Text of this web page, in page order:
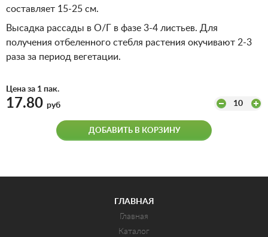
составляет 15-25 см.
Высадка рассады в О/Г в фазе 3-4 листьев. Для
получения отбеленного стебля растения окучивают 2-3
раза за период вегетации.
Цена за 1 пак.
17.80 руб 10
ДОБАВИТЬ В КОРЗИНУ
ГЛАВНАЯ
Главная
Каталог